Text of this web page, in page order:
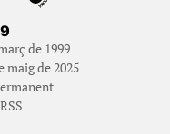
de 1999
maig de 2025